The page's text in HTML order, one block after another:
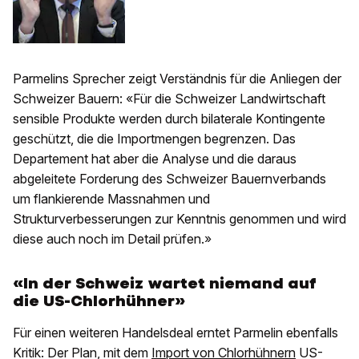
Parmelins Sprecher zeigt Verständnis für die Anliegen der
Schweizer Bauern: «Für die Schweizer Landwirtschaft
sensible Produkte werden durch bilaterale Kontingente
geschützt, die die Importmengen begrenzen. Das
Departement hat aber die Analyse und die daraus
abgeleitete Forderung des Schweizer Bauernverbands
um flankierende Massnahmen und
Strukturverbesserungen zur Kenntnis genommen und wird
diese auch noch im Detail prüfen.»
«In der Schweiz wartet niemand auf
die US-Chlorhühner»
Für einen weiteren Handelsdeal erntet Parmelin ebenfalls
Kritik: Der Plan, mit dem Import von Chlorhühnern US-